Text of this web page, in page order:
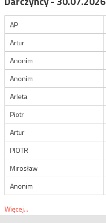
AP
Artur
Anonim
Anonim
Arleta
Piotr
Artur
PIOTR
Mirosław
Anonim
Więcej...